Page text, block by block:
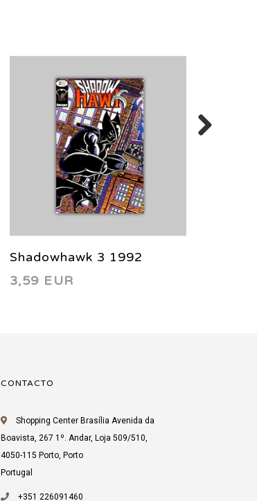
Shadowhawk 3 1992
3,59 EUR
CONTACTO
Shopping Center Brasília Avenida da
Boavista, 267 1º. Andar, Loja 509/510,
4050-115 Porto, Porto
Portugal
+351 226091460